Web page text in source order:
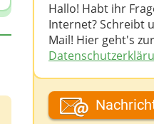
Hallo! Habt ihr
Internet? Schreibt
Mail! Hier geht's zur
Dein Fantasiename